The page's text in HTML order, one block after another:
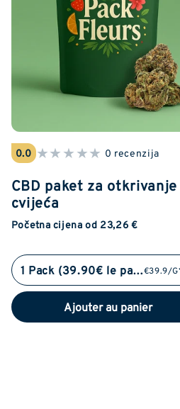
0.0 ★★★★★ 0 recenzija
CBD paket za otkrivanje
cvijeća
Početna cijena od 23,26 €
1 Pack (39.90€ le pack)€39.9/G
Ajouter au panier